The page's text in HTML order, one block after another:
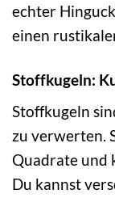
echter
einen
Stoffkugeln:
Stoffkugeln
zu verwerten.
Quadrate und
Du kannst